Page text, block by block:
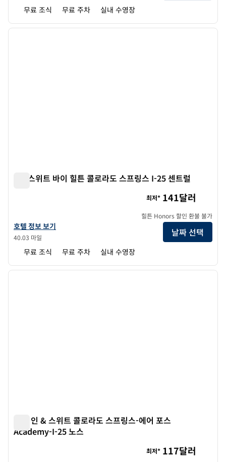
무료 조식 무료 주차 실내 수영장
1/12
1/12
다음
홈2 스위트 바이 힐튼 콜로라도 스프링스 I-25 센트럴
홈2 스위트 바이 힐튼 콜로라도 스프링스 I-25 센트럴의 호텔 정보 보기
호텔 정보 보기
40.03 마일
최저* 141달러
힐튼 Honors 할인 환불 불가
날짜 선택
무료 조식 무료 주차 실내 수영장
1/12
1/12
다음
햄튼 인 & 스위트 콜로라도 스프링스-에어 포스
Academy-I-25 노스
최저* 117달러